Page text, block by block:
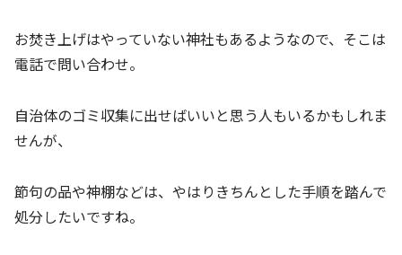
お焚き上げはやっていない神社もあるようなので、そこは
電話で問い合わせ。
自治体のゴミ収集に出せばいいと思う人もいるかもしれま
せんが、
節句の品や神棚などは、やはりきちんとした手順を踏んで
処分したいですね。